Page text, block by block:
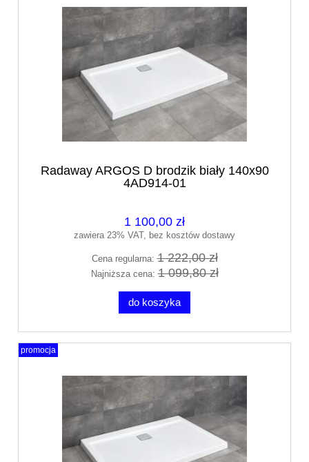
Radaway ARGOS D brodzik biały 140x90
4AD914-01
1 100,00 zł
zawiera 23% VAT, bez kosztów dostawy
Cena regularna:1 222,00 zł
Najniższa cena:1 099,80 zł
do koszyka
promocja